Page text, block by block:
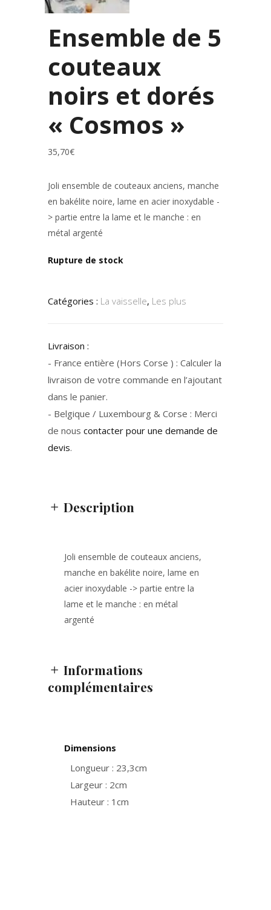
Ensemble de 5
couteaux
noirs et dorés
« Cosmos »
35,70€
Joli ensemble de couteaux anciens, manche
en bakélite noire, lame en acier inoxydable -
> partie entre la lame et le manche : en
métal argenté
Rupture de stock
Catégories : La vaisselle, Les plus
Livraison :
- France entière (Hors Corse ) : Calculer la
livraison de votre commande en l’ajoutant
dans le panier.
- Belgique / Luxembourg & Corse : Merci
de nous contacter pour une demande de
devis.
Description
Joli ensemble de couteaux anciens,
manche en bakélite noire, lame en
acier inoxydable -> partie entre la
lame et le manche : en métal
argenté
Informations
complémentaires
Dimensions
Longueur : 23,3cm
Largeur : 2cm
Hauteur : 1cm